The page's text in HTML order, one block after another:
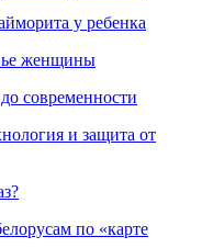
у ребенка
женщины
современности
и защита от
по «карте